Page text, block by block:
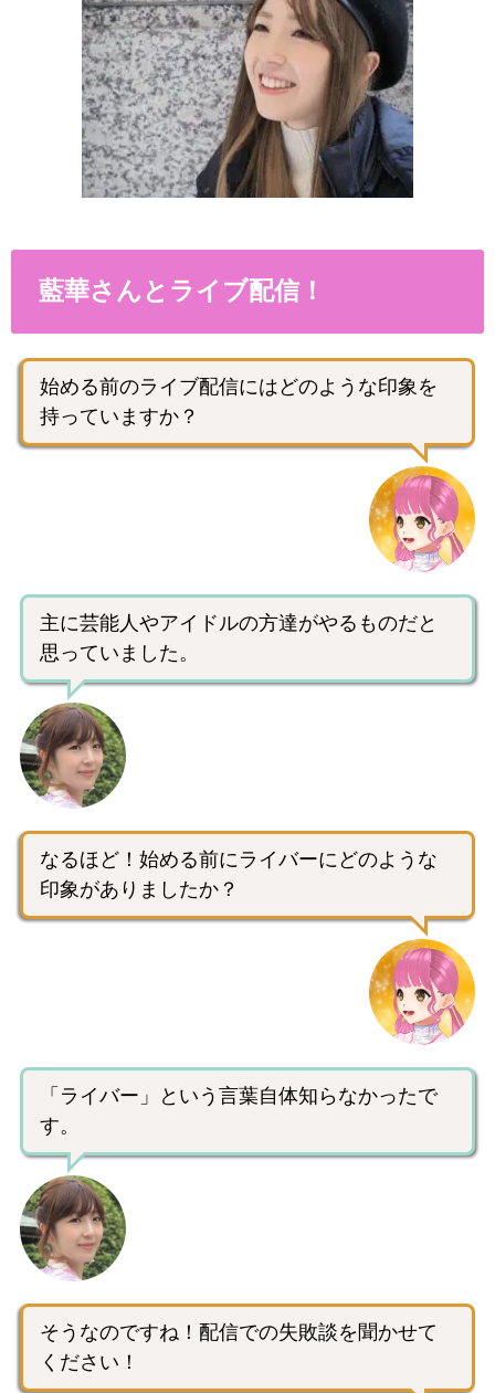
藍華さんとライブ配信！
始める前のライブ配信にはどのような印象を
持っていますか？
主に芸能人やアイドルの方達がやるものだと
思っていました。
なるほど！始める前にライバーにどのような
印象がありましたか？
「ライバー」という言葉自体知らなかったで
す。
そうなのですね！配信での失敗談を聞かせて
ください！